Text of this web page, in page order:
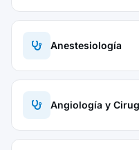
Anestesiología
Angiología y